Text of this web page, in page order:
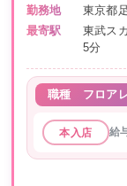
勤務地
東京都
最寄駅
東武ス
5分
職種 フロア
本入店 給